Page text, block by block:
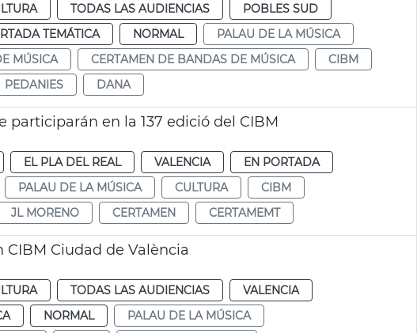
TODAS LAS AUDIENCIAS
POBLES SUD
TEMÁTICA NORMAL
PALAU DE LA MÚSICA
MÚSICA CERTAMEN DE BANDAS DE MÚSICA
CIBM
PEDANIES DANA
participarán en la 137 edició del CIBM
EL PLA DEL REAL VALENCIA
EN PORTADA
PALAU DE LA MÚSICA CULTURA
CIBM
JL MORENO CERTAMEN CERTAMEMT
CIBM Ciudad de València
TODAS LAS AUDIENCIAS
VALENCIA
NORMAL
PALAU DE LA MÚSICA